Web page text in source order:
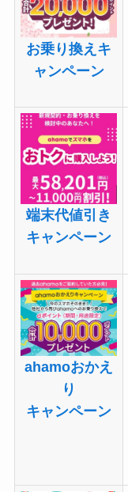
お乗り換えキ
ャンペーン
端末代値引き
キャンペーン
ahamoおかえ
り
キャンペーン